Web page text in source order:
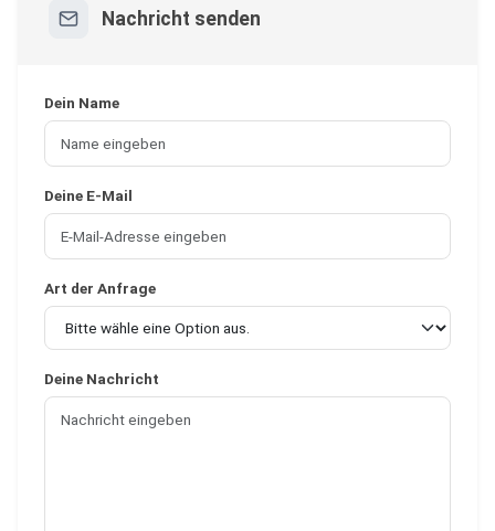
Nachricht senden
Dein Name
Deine E-Mail
Art der Anfrage
Deine Nachricht